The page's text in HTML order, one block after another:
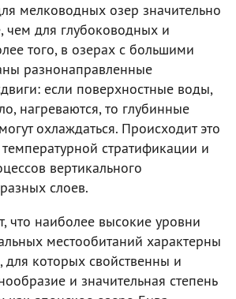
мелководных озер значительно
чем для глубоководных и
того, в озерах с большими
разнонаправленные
если поверхностные воды,
нагреваются, то глубинные
охлаждаться. Происходит это
температурной стратификации и
вертикального
слоев.
что наиболее высокие уровни
местообитаний характерны
для которых свойственны и
и значительная степень